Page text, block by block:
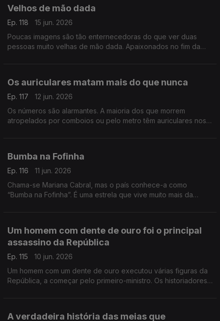
Velhos de mão dada
Ep. 118
15 jun. 2026
Poucas imagens são tão enternecedoras do que ver duas
pessoas muito velhas de mão dada. Apaixonados no fim da
Os auriculares matam mais do que nunca
Ep. 117
12 jun. 2026
Os números são alarmantes. A maioria dos que morrem
atropelados por comboios ou pelo metro têm auriculares nos
Bumba na Fofinha
Ep. 116
11 jun. 2026
Chama-se Mariana Cabral, mas o país conhece-a como
“Bumba na Fofinha”. É uma estrela que vive muito mais da
Um homem com dente de ouro foi o principal
assassino da República
Ep. 115
10 jun. 2026
Um homem com um dente de ouro executou várias figuras da
República, a começar pelo primeiro-ministro. Os historiadores
A verdadeira história das meias que